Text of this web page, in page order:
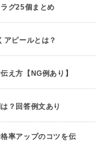
グ25個まとめ
アピールとは？
え方【NG例あり】
？回答例文あり
率アップのコツを伝